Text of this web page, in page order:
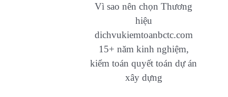
Vì sao nên chọn Thương
hiệu
dichvukiemtoanbctc.com
15+ năm kinh nghiệm,
kiểm toán quyết toán dự án
xây dựng